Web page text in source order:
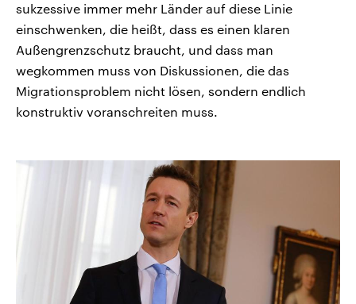
sukzessive immer mehr Länder auf diese Linie
einschwenken, die heißt, dass es einen klaren
Außengrenzschutz braucht, und dass man
wegkommen muss von Diskussionen, die das
Migrationsproblem nicht lösen, sondern endlich
konstruktiv voranschreiten muss.